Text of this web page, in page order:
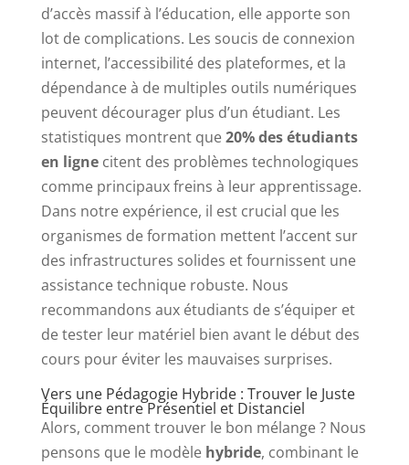
d’accès massif à l’éducation, elle apporte son
lot de complications. Les soucis de connexion
internet, l’accessibilité des plateformes, et la
dépendance à de multiples outils numériques
peuvent décourager plus d’un étudiant. Les
statistiques montrent que20% des étudiants
en lignecitent des problèmes technologiques
comme principaux freins à leur apprentissage.
Dans notre expérience, il est crucial que les
organismes de formation mettent l’accent sur
des infrastructures solides et fournissent une
assistance technique robuste. Nous
recommandons aux étudiants de s’équiper et
de tester leur matériel bien avant le début des
cours pour éviter les mauvaises surprises.
Vers une Pédagogie Hybride : Trouver le Juste
Équilibre entre Présentiel et Distanciel
Alors, comment trouver le bon mélange ? Nous
pensons que le modèle hybride, combinant le